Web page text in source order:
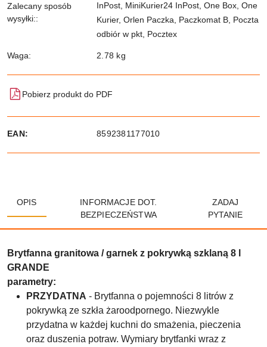
Zalecany sposób
wysyłki::
InPost, MiniKurier24 InPost, One Box, One
Kurier, Orlen Paczka, Paczkomat B, Poczta
odbiór w pkt, Pocztex
Waga: 2.78 kg
Pobierz produkt do PDF
EAN: 8592381177010
OPIS
INFORMACJE DOT.
BEZPIECZEŃSTWA
ZADAJ
PYTANIE
Brytfanna granitowa / garnek z pokrywką szklaną 8 l
GRANDE
parametry:
PRZYDATNA - Brytfanna o pojemności 8 litrów z
pokrywką ze szkła żaroodpornego. Niezwykle
przydatna w każdej kuchni do smażenia, pieczenia
oraz duszenia potraw. Wymiary brytfanki wraz z